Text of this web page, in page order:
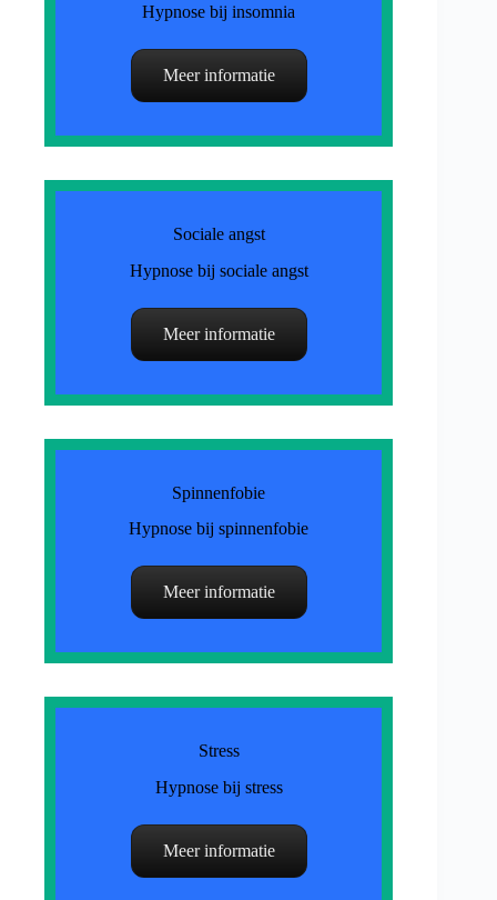
Hypnose bij insomnia
Meer informatie
Sociale angst
Hypnose bij sociale angst
Meer informatie
Spinnenfobie
Hypnose bij spinnenfobie
Meer informatie
Stress
Hypnose bij stress
Meer informatie